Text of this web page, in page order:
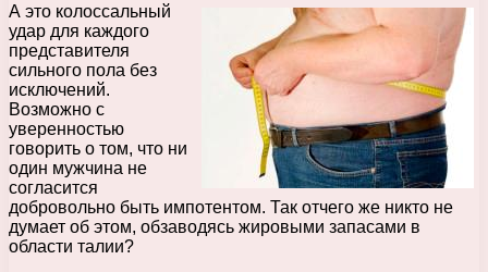
А это колоссальный
удар для каждого
представителя
сильного пола без
исключений.
Возможно с
уверенностью
говорить о том, что ни
один мужчина не
согласится
добровольно быть импотентом. Так отчего же никто не
думает об этом, обзаводясь жировыми запасами в
области талии?